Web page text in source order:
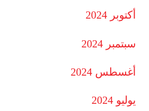
أكتوبر 2024
سبتمبر 2024
أغسطس 2024
يوليو 2024